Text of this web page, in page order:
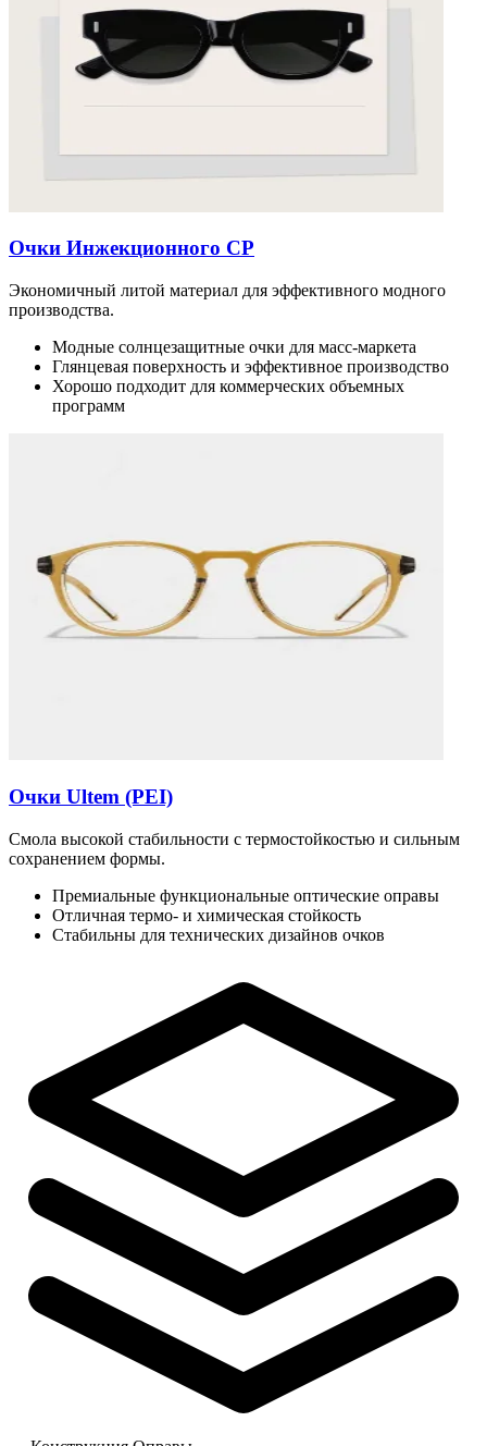
Очки Инжекционного CP
Экономичный литой материал для эффективного модного
производства.
Модные солнцезащитные очки для масс-маркета
Глянцевая поверхность и эффективное производство
Хорошо подходит для коммерческих объемных
программ
Очки Ultem (PEI)
Смола высокой стабильности с термостойкостью и сильным
сохранением формы.
Премиальные функциональные оптические оправы
Отличная термо- и химическая стойкость
Стабильны для технических дизайнов очков